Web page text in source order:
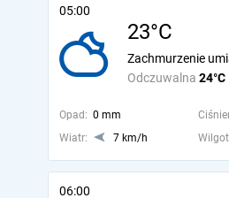
05:00
23°C
Odczuwalna 24°C
Zachmurzenie
Opad: 0 mm
Wiatr:
7 km/h
06:00